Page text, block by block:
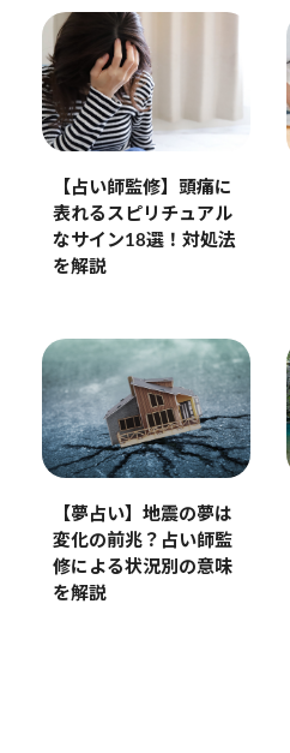
【占い師監修】頭痛に
表れるスピリチュアル
なサイン18選！対処法
を解説
【夢占い】地震の夢は
変化の前兆？占い師監
修による状況別の意味
を解説